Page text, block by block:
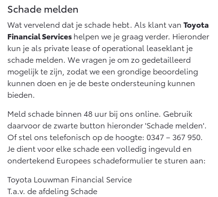
bZ4X
BATTERIJ-ELEKTRISCH
Vanaf € 39.995,-
BATTERIJ-ELEKTRISCH
Vanaf € 48.995,-
Mirai
WATERSTOF-ELEKTRISCH
Proace City (excl. BTW)
OOK ALS BATTERIJ-
ELEKTRISCH
Navigatie updates
Schade melden
Wat vervelend dat je schade hebt. Als klant van Toyota
Financial Serviceshelpen we je graag verder. Hieronder
kun je als private lease of operational leaseklant je
schade melden. We vragen je om zo gedetailleerd
mogelijk te zijn, zodat we een grondige beoordeling
kunnen doen en je de beste ondersteuning kunnen
bieden.
Meld schade binnen 48 uur bij ons online. Gebruik
daarvoor de zwarte button hieronder 'Schade melden'.
Of stel ons telefonisch op de hoogte: 0347 – 367 950.
Je dient voor elke schade een volledig ingevuld en
ondertekend Europees schadeformulier te sturen aan:
Toyota Louwman Financial Service
T.a.v. de afdeling Schade